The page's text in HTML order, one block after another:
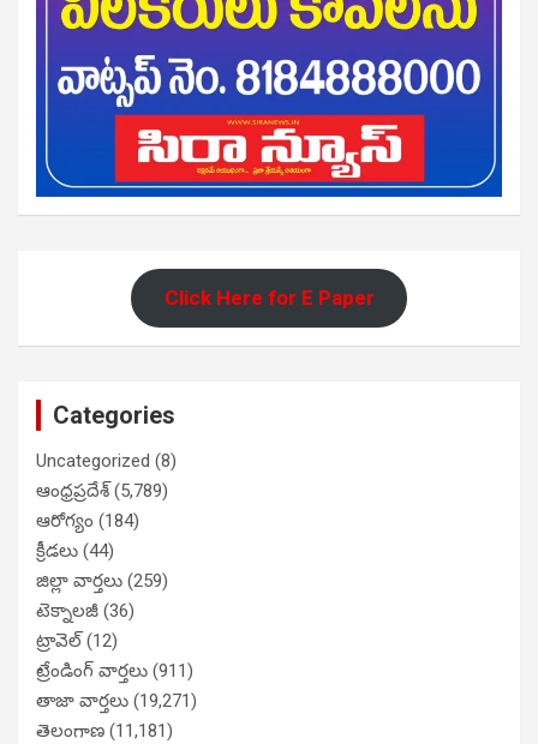
Click Here for E Paper
Categories
Uncategorized (8)
ఆంధ్రప్రదేశ్(5,789)
ఆరోగ్యం (184)
క్రీడలు (44)
జిల్లా వార్తలు (259)
టెక్నాలజీ (36)
ట్రావెల్(12)
ట్రేండింగ్ వార్తలు (911)
తాజా వార్తలు (19,271)
తెలంగాణ (11,181)